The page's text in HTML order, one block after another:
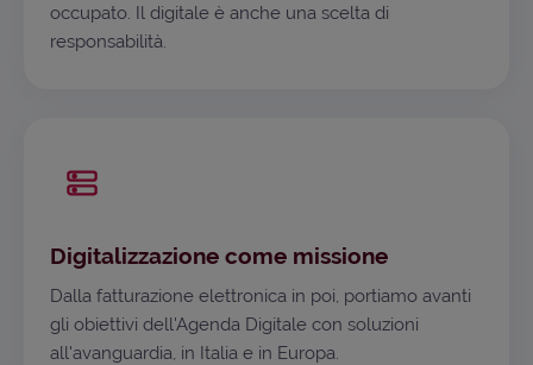
occupato. Il digitale è anche una scelta di
responsabilità.
Digitalizzazione come missione
Dalla fatturazione elettronica in poi, portiamo avanti
gli obiettivi dell'Agenda Digitale con soluzioni
all'avanguardia, in Italia e in Europa.